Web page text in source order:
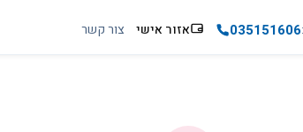
035151606 אזור אישי צור קשר